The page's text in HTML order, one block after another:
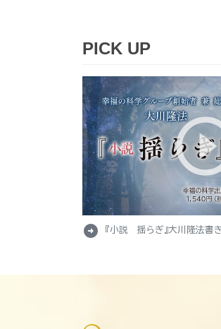
PICK UP
arrow_circle_right 『小説 揺らぎ』大川隆法書